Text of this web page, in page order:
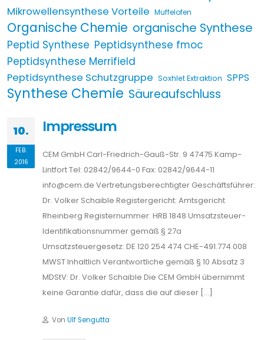
Mikrowellensynthese Vorteile Muffelofen
Organische Chemie organische Synthese
Peptid Synthese Peptidsynthese fmoc
Peptidsynthese Merrifield
Peptidsynthese Schutzgruppe Soxhlet Extraktion SPPS
Synthese Chemie Säureaufschluss
10.
FEB.
2016
Impressum
CEM GmbH Carl-Friedrich-Gauß-Str. 9 47475 Kamp-
Lintfort Tel: 02842/9644-0 Fax: 02842/9644-11
info@cem.de Vertretungsberechtigter Geschäftsführer:
Dr. Volker Schaible Registergericht: Amtsgericht
Rheinberg Registernummer: HRB 1848 Umsatzsteuer-
Identifikationsnummer gemäß § 27a
Umsatzsteuergesetz: DE 120 254 474 CHE-491.774.008
MWST Inhaltlich Verantwortliche gemäß § 10 Absatz 3
MDStV: Dr. Volker Schaible Die CEM GmbH übernimmt
keine Garantie dafür, dass die auf dieser […]
Von Ulf Sengutta